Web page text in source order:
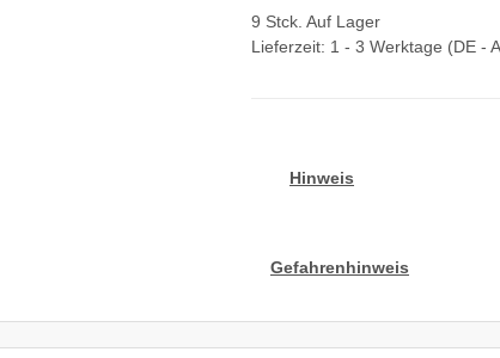
9 Stck. Auf Lager
Lieferzeit: 1 - 3 Werktage (DE -
Hinweis
Gefahrenhinweis